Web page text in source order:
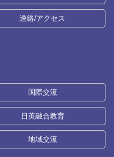
連絡/アクセス
国際交流
日英融合教育
地域交流